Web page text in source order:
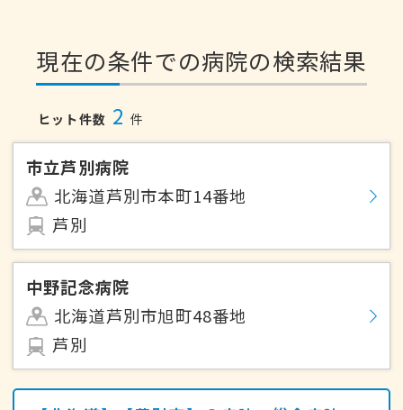
現在の条件での病院の検索結果
ヒット件数 2 件
市立芦別病院
北海道芦別市本町14番地
芦別
中野記念病院
北海道芦別市旭町48番地
芦別